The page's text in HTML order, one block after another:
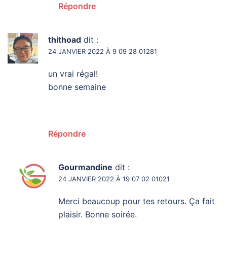
Répondre
thithoad dit :
24 JANVIER 2022 À 9 09 28 01281
un vrai régal!
bonne semaine
Répondre
Gourmandine dit :
24 JANVIER 2022 À 19 07 02 01021
Merci beaucoup pour tes retours. Ça fait
plaisir. Bonne soirée.